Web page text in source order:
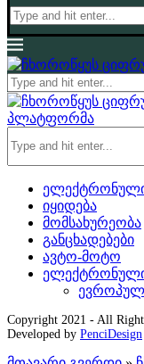
იყიდება
მომსახურეობა
განცხადებები
ავტო-მოტო
Copyright 2021 - All Right
Developed by PenciDesign